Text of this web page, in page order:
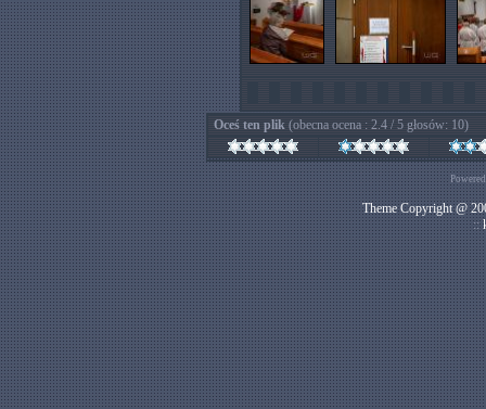
Oceś ten plik (obecna ocena : 2.4 / 5 głosów: 10)
Theme Copyright @
::